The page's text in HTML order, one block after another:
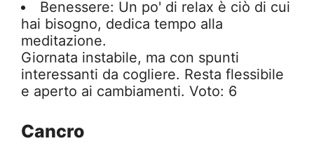
Benessere: Un po' di relax è ciò di cui
hai bisogno, dedica tempo alla
meditazione.
Giornata instabile, ma con spunti
interessanti da cogliere. Resta flessibile
e aperto ai cambiamenti. Voto: 6
Cancro